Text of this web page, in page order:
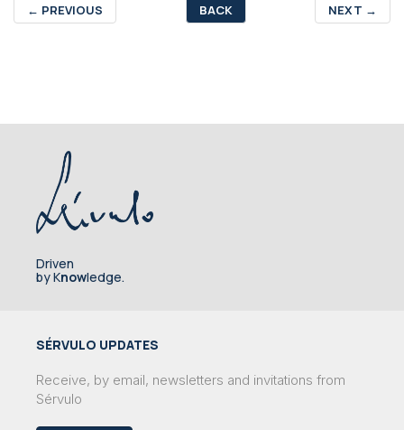
← PREVIOUS BACK NEXT →
Driven
by Knowledge.
SÉRVULO UPDATES
Receive, by email, newsletters and invitations from
Sérvulo